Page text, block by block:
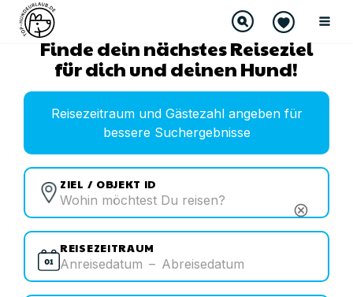
Finde dein nächstes Reiseziel
für dich und deinen Hund!
Reisezeitraum und Gästezahl angeben für
bessere Suchergebnisse
ZIEL / OBJEKT ID
cancel
REISEZEITRAUM
Anreisedatum – Abreisedatum